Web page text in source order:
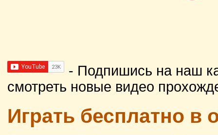
- Подпишись на наш
смотреть новые видео
Играть бесплатно в